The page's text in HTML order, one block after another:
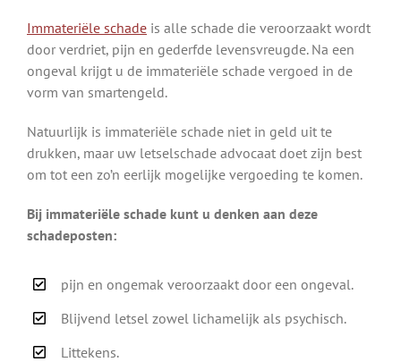
Immateriële schade is alle schade die veroorzaakt wordt
door verdriet, pijn en gederfde levensvreugde. Na een
ongeval krijgt u de immateriële schade vergoed in de
vorm van smartengeld.
Natuurlijk is immateriële schade niet in geld uit te
drukken, maar uw letselschade advocaat doet zijn best
om tot een zo’n eerlijk mogelijke vergoeding te komen.
Bij immateriële schade kunt u denken aan deze
schadeposten:
pijn en ongemak veroorzaakt door een ongeval.
Blijvend letsel zowel lichamelijk als psychisch.
Littekens.